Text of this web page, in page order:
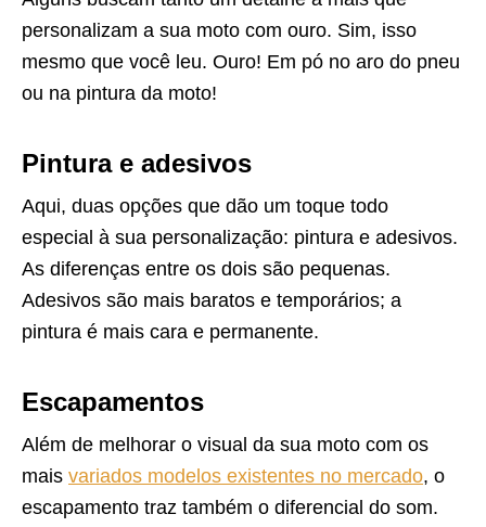
personalizam a sua moto com ouro. Sim, isso
mesmo que você leu. Ouro! Em pó no aro do pneu
ou na pintura da moto!
Pintura e adesivos
Aqui, duas opções que dão um toque todo
especial à sua personalização: pintura e adesivos.
As diferenças entre os dois são pequenas.
Adesivos são mais baratos e temporários; a
pintura é mais cara e permanente.
Escapamentos
Além de melhorar o visual da sua moto com os
mais variados modelos existentes no mercado, o
escapamento traz também o diferencial do som.